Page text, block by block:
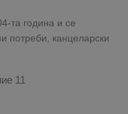
та година и се
потреби, канцеларски
11